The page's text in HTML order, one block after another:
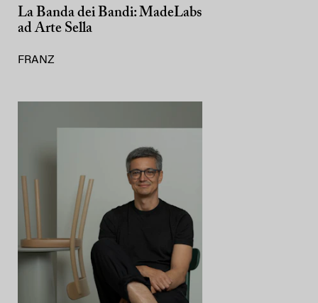
La Banda dei Bandi: MadeLabs
ad Arte Sella
FRANZ